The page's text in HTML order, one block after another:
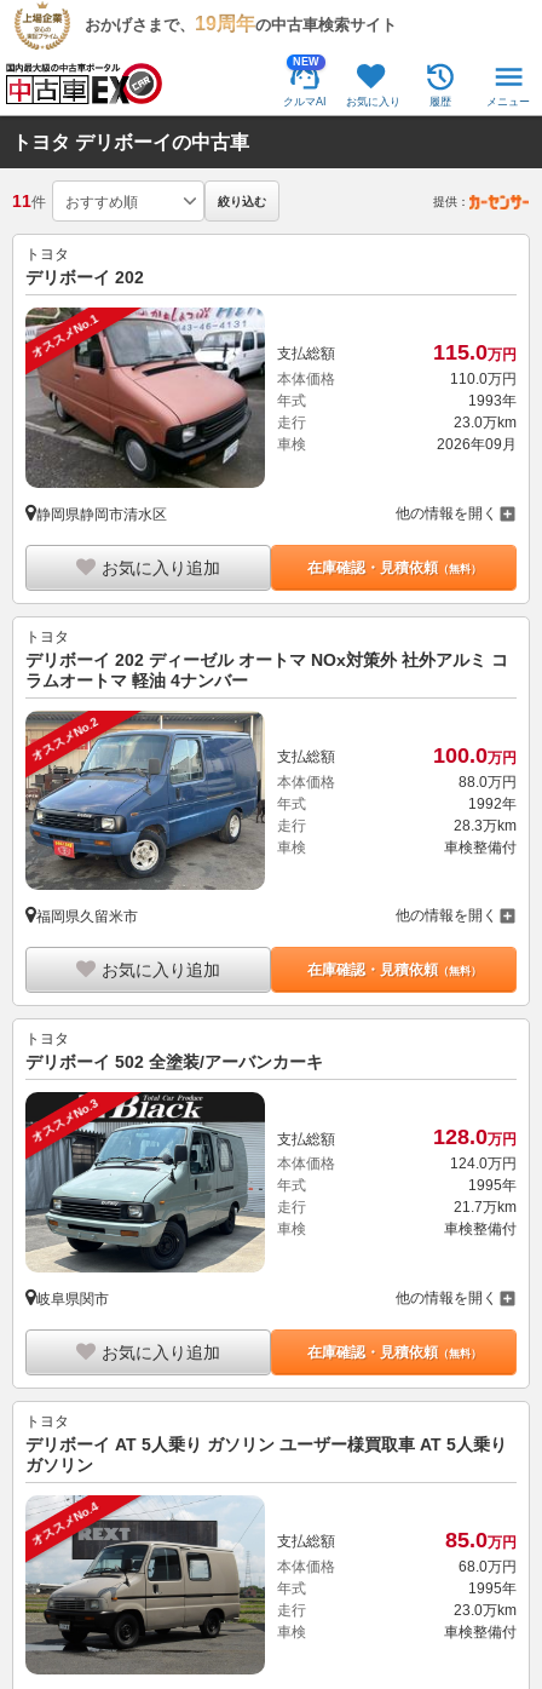
おかげさまで、 19周年の中古車検索サイト
NEW
クルマAI お気に入り 履歴 メニュー
トヨタ デリボーイの中古車
11件 絞り込む 提供：
トヨタ
デリボーイ 202
オススメNo.1 支払総額 115.0万円
本体価格
110.0万円
年式
1993年
走行
23.0万km
車検
2026年09月
静岡県静岡市清水区 他の情報を開く
お気に入り追加 在庫確認・見積依頼（無料）
トヨタ
デリボーイ 202 ディーゼル オートマ NOx対策外 社外アルミ コ
ラムオートマ 軽油 4ナンバー
オススメNo.2 支払総額 100.0万円
本体価格
88. 0万円
年式
1992年
走行
28.3万km
車検
車検整備付
福岡県久留米市 他の情報を開く
お気に入り追加 在庫確認・見積依頼（無料）
トヨタ
デリボーイ 502 全塗装/アーバンカーキ
オススメNo.3 支払総額 128.0万円
本体価格
124.0万円
年式
1995年
走行
21.7万km
車検
車検整備付
岐阜県関市 他の情報を開く
お気に入り追加 在庫確認・見積依頼（無料）
トヨタ
デリボーイ AT 5人乗り ガソリン ユーザー様買取車 AT 5人乗り
ガソリン
オススメNo.4 支払総額 85.0万円
本体価格
68. 0万円
年式
1995年
走行
23.0万km
車検
車検整備付